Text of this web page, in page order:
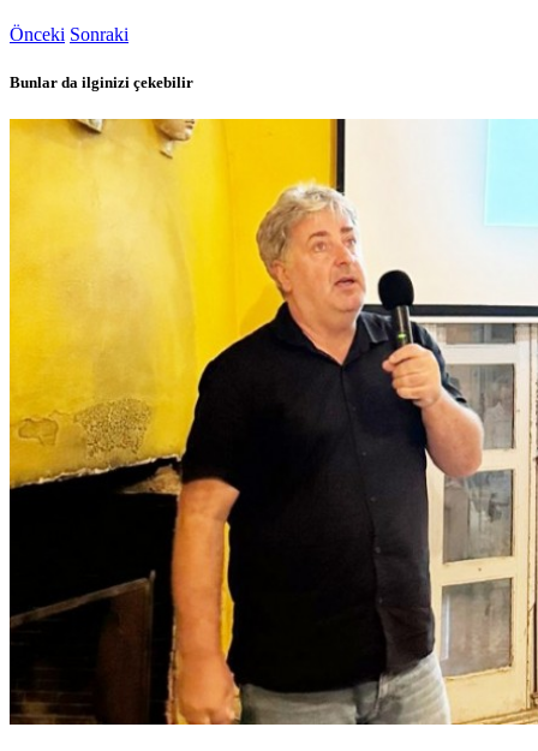
Önceki Sonraki
Bunlar da ilginizi çekebilir